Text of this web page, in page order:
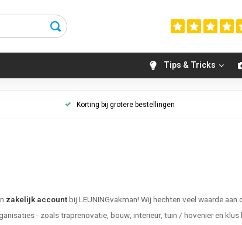
Tips & Tricks
Korting bij grotere bestellingen
zakelijk accountbij LEUNINGvakman! Wij hechten veel waarde
- zoals traprenovatie, bouw, interieur, tuin / hovenier en